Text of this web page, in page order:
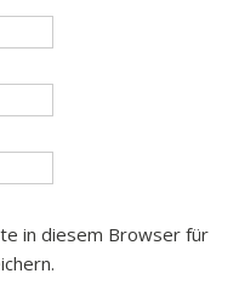
in diesem Browser für